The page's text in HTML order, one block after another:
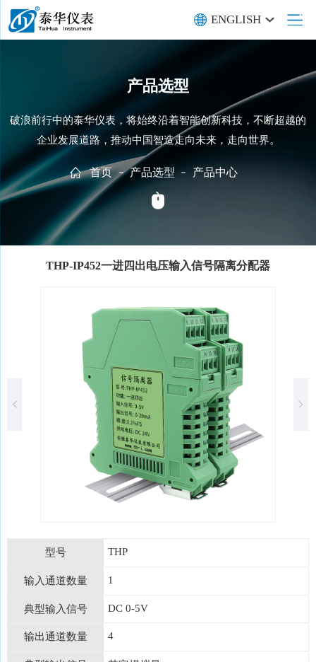
ENGLISH
产品选型
破浪前行中的泰华仪表，将始终沿着智能创新科技，不断超越的
企业发展道路，推动中国智造走向未来，走向世界。
首页 产品选型 产品中心
THP-IP452一进四出电压输入信号隔离分配器
型号 THP
输入通道数量 1
典型输入信号 DC 0-5V
输出通道数量 4